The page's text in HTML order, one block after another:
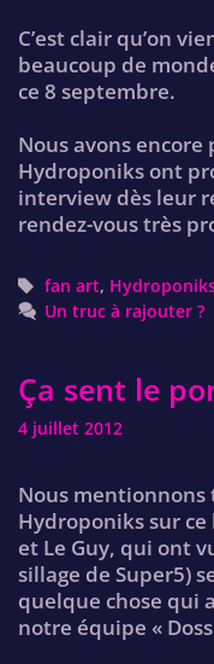
C’est clair qu’on
beaucoup de
ce 8 septembre.
Nous avons
Hydroponiks ont
interview dès leur
rendez-vous très
Tags
fan art,
Un truc à rajouter ?
Ça sent le
4 juillet 2012
Nous
Hydroponiks sur ce
et Le Guy, qui ont
sillage de Super5)
quelque chose qui
notre équipe «